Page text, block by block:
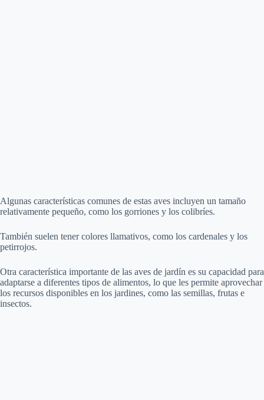
Algunas características comunes de estas aves incluyen un tamaño
relativamente pequeño, como los gorriones y los colibríes.
También suelen tener colores llamativos, como los cardenales y los
petirrojos.
Otra característica importante de las aves de jardín es su capacidad para
adaptarse a diferentes tipos de alimentos, lo que les permite aprovechar
los recursos disponibles en los jardines, como las semillas, frutas e
insectos.